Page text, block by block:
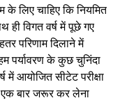
शैली
Gopalganj
Madhubani
Muzaffarpur
भवतः ।
अवधानं न आवश्यकम् ।
के लिए चाहिए कि नियमित
विगत वर्ष में पूछे गए
परिणाम दिलाने में
पर्यावरण के कुछ चुनिंदा
आयोजित सीटेट परीक्षा
एक बार जरूर कर लेना